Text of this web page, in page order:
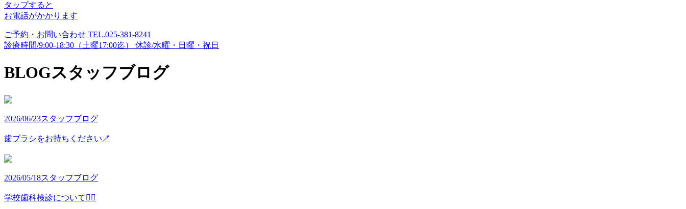
タップすると
お電話がかかります
ご予約・お問い合わせ TEL.025-381-8241
診療時間/9:00-18:30（土曜17:00迄）
休診/水曜・日曜・祝日
BLOGスタッフブログ
2026/06/23スタッフブログ
歯ブラシをお持ちください🪥
2026/05/18スタッフブログ
学校歯科検診について👩‍⚕️